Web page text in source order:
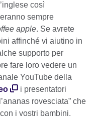
così
sempre
apple. Se avrete
affinché vi aiutino in
supporto per
fare loro vedere un
YouTube della
i presentatori
rovesciata” che
i vostri bambini.